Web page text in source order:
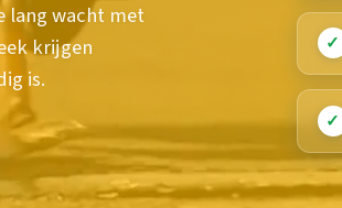
lang wacht met
krijgen
is.
✓
✓